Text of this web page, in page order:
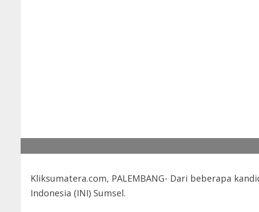
Kliksumatera.com, PALEMBANG- Dari beberapa
Indonesia (INI) Sumsel.